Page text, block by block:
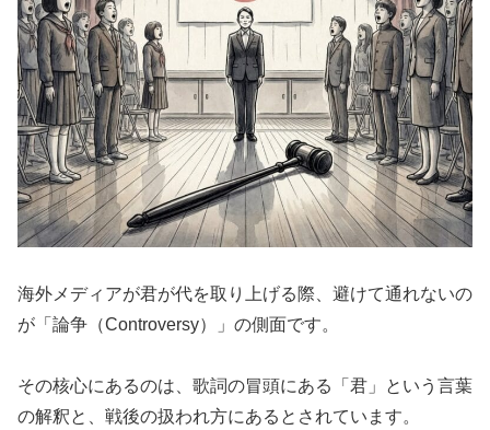
海外メディアが君が代を取り上げる際、避けて通れないの
が「論争（Controversy）」の側面です。
その核心にあるのは、歌詞の冒頭にある「君」という言葉
の解釈と、戦後の扱われ方にあるとされています。